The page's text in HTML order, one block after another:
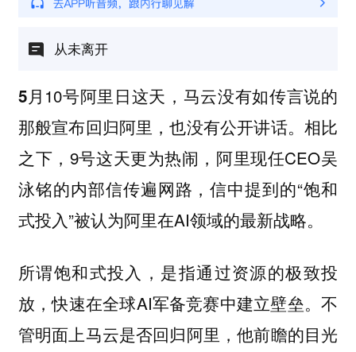
从未离开
5月10号阿里日这天，马云没有如传言说的
那般宣布回归阿里，也没有公开讲话。相比
之下，9号这天更为热闹，阿里现任CEO吴
泳铭的内部信传遍网路，信中提到的“饱和
式投入”被认为阿里在AI领域的最新战略。
所谓饱和式投入，是指通过资源的极致投
放，快速在全球AI军备竞赛中建立壁垒。不
管明面上马云是否回归阿里，他前瞻的目光